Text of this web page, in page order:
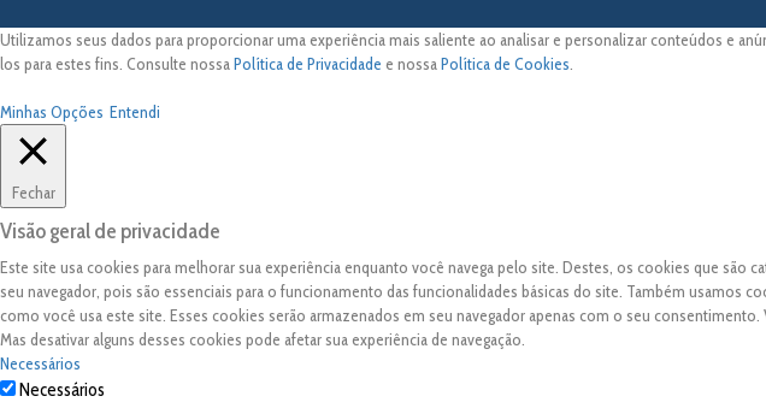
Utilizamos seus dados para proporcionar uma experiência mais saliente ao analisar e personalizar conteúdos e
los para estes fins. Consulte nossaPolítica de Privacidade e nossaPolítica de Cookies
Minhas Opções Entendi
Fechar
Visão geral de privacidade
Este site usa cookies para melhorar sua experiência enquanto você navega pelo site. Destes, os cookies que são
seu navegador, pois são essenciais para o funcionamento das funcionalidades básicas do site. Também usamos
como você usa este site. Esses cookies serão armazenados em seu navegador apenas com o seu
Mas desativar alguns desses cookies pode afetar sua experiência de navegação.
Necessários
Necessários